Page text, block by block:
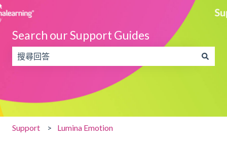
Search our Support Guides
Support Lumina Emotion